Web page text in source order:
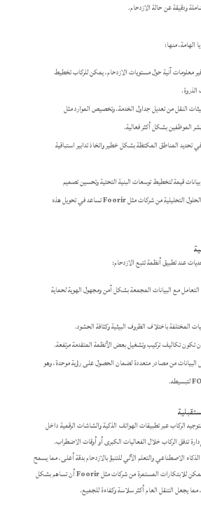
ودقيقة عن حالة الازدحام.
الهامة، منها:
معلومات آنية حول مستويات الازدحام، يمكن للركاب تخطيط
النقل من تعديل جداول الخدمة، وتخصيص الموارد مثل
الموظفين بشكل أكثر فعالية.
تحديد المناطق المكتظة بشكل خطير واتخاذ تدابير استباقية
قيمة لتخطيط توسعات البنية التحتية وتحسين تصميم
التحليلية من شركات مثلFoorirتساعد في تحويل هذه
عند تطبيق أنظمة تتبع الازدحام:
مع البيانات المجمعة بشكل آمن ومجهول الهوية لحماية
المختلفة باختلاف الظروف البيئية وكثافة الحشود.
تكاليف تركيب وتشغيل بعض الأنظمة المتقدمة مرتفعة.
من مصادر متعددة لضمان الحصول على رؤية موحدة، وهو
لتبسيطه.
الركاب عبر تطبيقات الهواتف الذكية والشاشات الرقمية داخل
تدفق الركاب خلال الفعاليات الكبرى أو أوقات الاضطراب.
الاصطناعي والتعلم الآلي للتنبؤ بالازدحام بدقة أعلى، مما يسمح
يمكن للابتكارات المستمرة من شركات مثلFoorirأن تساهم بشكل
مما يجعل التنقل العام أكثر سلاسة وكفاءة للجميع.